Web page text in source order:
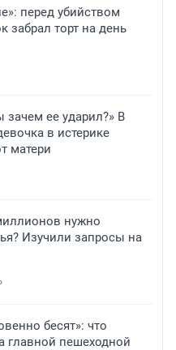
перед убийством
забрал торт на день
ее ударил?» В
в истерике
матери
нужно
Изучили запросы на
бесят»: что
главной пешеходной